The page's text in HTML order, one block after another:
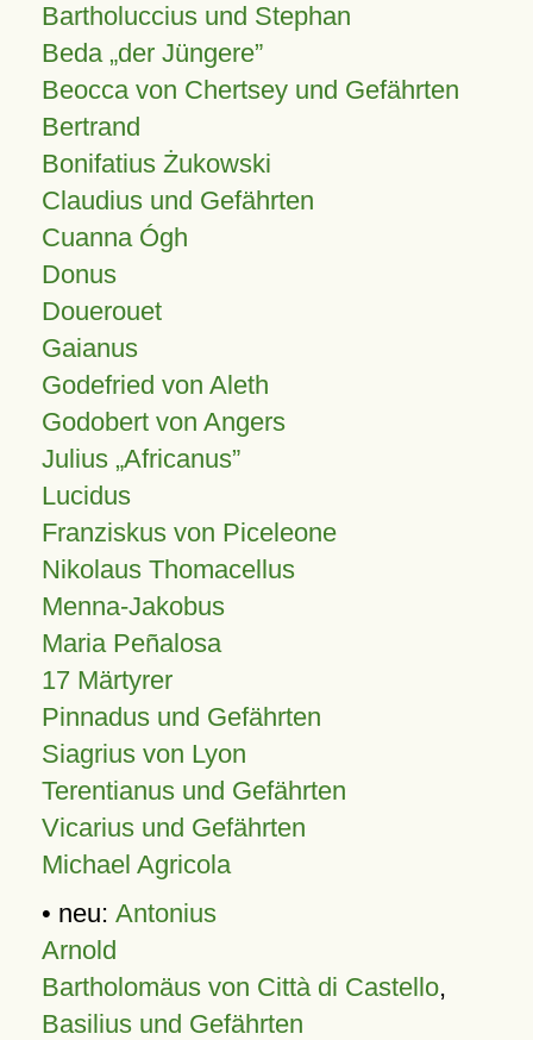
Bartholuccius und Stephan
Beda „der Jüngere”
Beocca von Chertsey und Gefährten
Bertrand
Bonifatius Żukowski
Claudius und Gefährten
Cuanna Ógh
Donus
Douerouet
Gaianus
Godefried von Aleth
Godobert von Angers
Julius Africanus
Lucidus
Franziskus von Piceleone
Nikolaus Thomacellus
Menna-Jakobus
Maria Peñalosa
17 Märtyrer
Pinnadus und Gefährten
Siagrius von Lyon
Terentianus und Gefährten
Vicarius und Gefährten
Michael Agricola
• neu: Antonius
Arnold
Bartholomäus von Città di Castello,
Basilius und Gefährten